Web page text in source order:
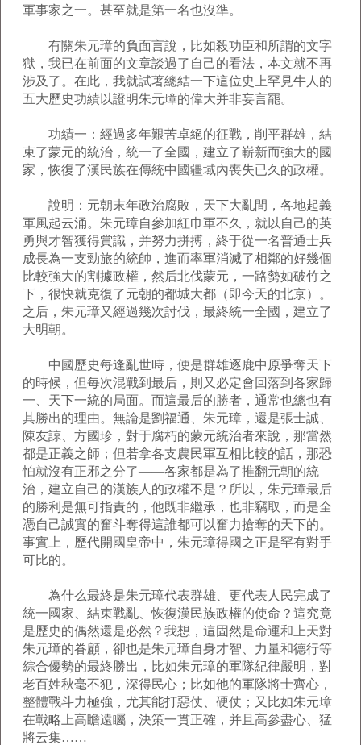
軍事家之一。甚至就是第一名也沒準。
有關朱元璋的負面言說，比如殺功臣和所謂的文字
獄，我已在前面的文章談過了自己的看法，本文就不再
涉及了。在此，我就試著總結一下這位史上罕見牛人的
五大歷史功績以證明朱元璋的偉大并非妄言罷。
功績一：經過多年艱苦卓絕的征戰，削平群雄，結
束了蒙元的統治，統一了全國，建立了嶄新而強大的國
家，恢復了漢民族在傳統中國疆域內喪失已久的政權。
說明：元朝末年政治腐敗，天下大亂間，各地起義
軍風起云涌。朱元璋自參加紅巾軍不久，就以自己的英
勇與才智獲得賞識，并努力拼搏，終于從一名普通士兵
成長為一支勁旅的統帥，進而率軍消滅了相鄰的好幾個
比較強大的割據政權，然后北伐蒙元，一路勢如破竹之
下，很快就克復了元朝的都城大都（即今天的北京）。
之后，朱元璋又經過幾次討伐，最終統一全國，建立了
大明朝。
中國歷史每逢亂世時，便是群雄逐鹿中原爭奪天下
的時候，但每次混戰到最后，則又必定會回落到各家歸
一、天下一統的局面。而這最后的勝者，通常也總也有
其勝出的理由。無論是劉福通、朱元璋，還是張士誠、
陳友諒、方國珍，對于腐朽的蒙元統治者來說，那當然
都是正義之師；但若拿各支農民軍互相比較的話，那恐
怕就沒有正邪之分了――各家都是為了推翻元朝的統
治，建立自己的漢族人的政權不是？所以，朱元璋最后
的勝利是無可指責的，他既非繼承，也非竊取，而是全
憑自己誠實的奮斗奪得這誰都可以奮力搶奪的天下的。
事實上，歷代開國皇帝中，朱元璋得國之正是罕有對手
可比的。
為什么最終是朱元璋代表群雄、更代表人民完成了
統一國家、結束戰亂、恢復漢民族政權的使命？這究竟
是歷史的偶然還是必然？我想，這固然是命運和上天對
朱元璋的眷顧，卻也是朱元璋自身才智、力量和德行等
綜合優勢的最終勝出，比如朱元璋的軍隊紀律嚴明，對
老百姓秋毫不犯，深得民心；比如他的軍隊將士齊心，
整體戰斗力極強，尤其能打惡仗、硬仗；又比如朱元璋
在戰略上高瞻遠矚，決策一貫正確，并且高參盡心、猛
將云集……